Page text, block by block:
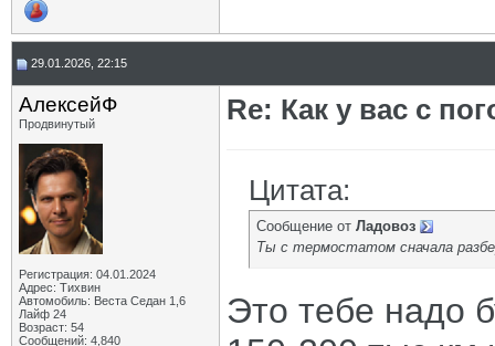
29.01.2026, 22:15
АлексейФ
Продвинутый
Регистрация: 04.01.2024
Адрес: Тихвин
Автомобиль: Веста Седан 1,6
Лайф 24
Возраст: 54
Сообщений: 4,840
Re: Как у вас с
Цитата:
Сообщение от Ладовоз
Ты с термостатом сначала
Это тебе надо